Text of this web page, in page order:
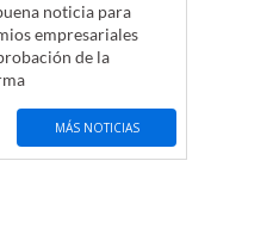
noticia para
empresariales
de la
MÁS NOTICIAS